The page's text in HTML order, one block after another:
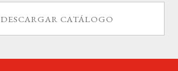
DESCARGAR CATÁLOGO